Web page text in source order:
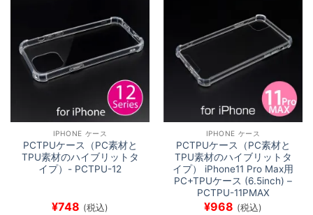
IPHONE ケース
PCTPUケース（PC素材と
TPU素材のハイブリットタ
イプ）- PCTPU-12
¥748 (税込)
IPHONE ケース
PCTPUケース（PC素材と
TPU素材のハイブリットタ
イプ） iPhone11 Pro Max用
PC+TPUケース (6.5inch) –
PCTPU-11PMAX
¥968 (税込)